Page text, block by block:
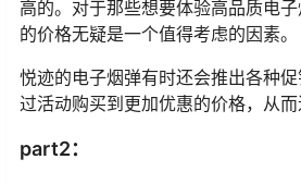
高的。对于那些想要体验高品质电
的价格无疑是一个值得考虑的因素。
悦迹的电子烟弹有时还会推出各种
过活动购买到更加优惠的价格，从而
part2：